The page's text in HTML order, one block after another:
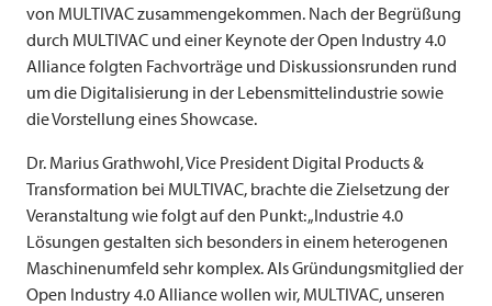
von MULTIVACzusammengekommen. Nach der Begrüßung
durch MULTIVAC und einer Keynote der Open Industry 4.0
Alliance folgten Fachvorträge und Diskussionsrunden rund
um die Digitalisierung in der Lebensmittelindustrie sowie
die Vorstellung eines Showcase.
Dr. Marius Grathwohl, Vice President Digital Products &
Transformation bei MULTIVAC, brachte die Zielsetzung der
Veranstaltung wie folgt auf den Punkt: „Industrie 4.0
Lösungen gestalten sich besonders in einem heterogenen
Maschinenumfeld sehr komplex. Als Gründungsmitglied der
Open Industry 4.0 Alliance wollen wir, MULTIVAC, unseren